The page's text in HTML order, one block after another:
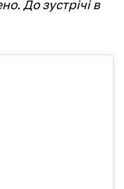
До зустрічі в